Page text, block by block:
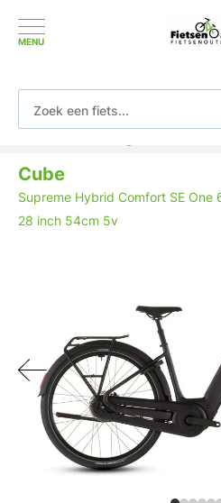
MENU
Cube
Supreme Hybrid Comfort SE One
28 inch 54cm 5v